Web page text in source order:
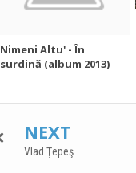
Nimeni Altu' - În
surdină (album 2013)
NEXT
Vlad Ţepeş